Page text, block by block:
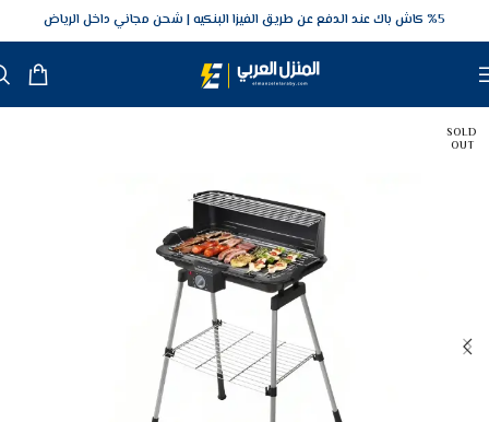
5‎% كاش باك عند الدفع عن طريق الفيزا البنكيه شحن مجاني داخل الرياض
SOLD
OUT